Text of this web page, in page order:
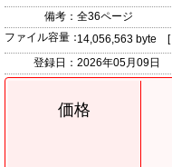
備考： 全36ページ
ファイル容量：14,056,563 byte [
登録日： 2026年05月09日
価格